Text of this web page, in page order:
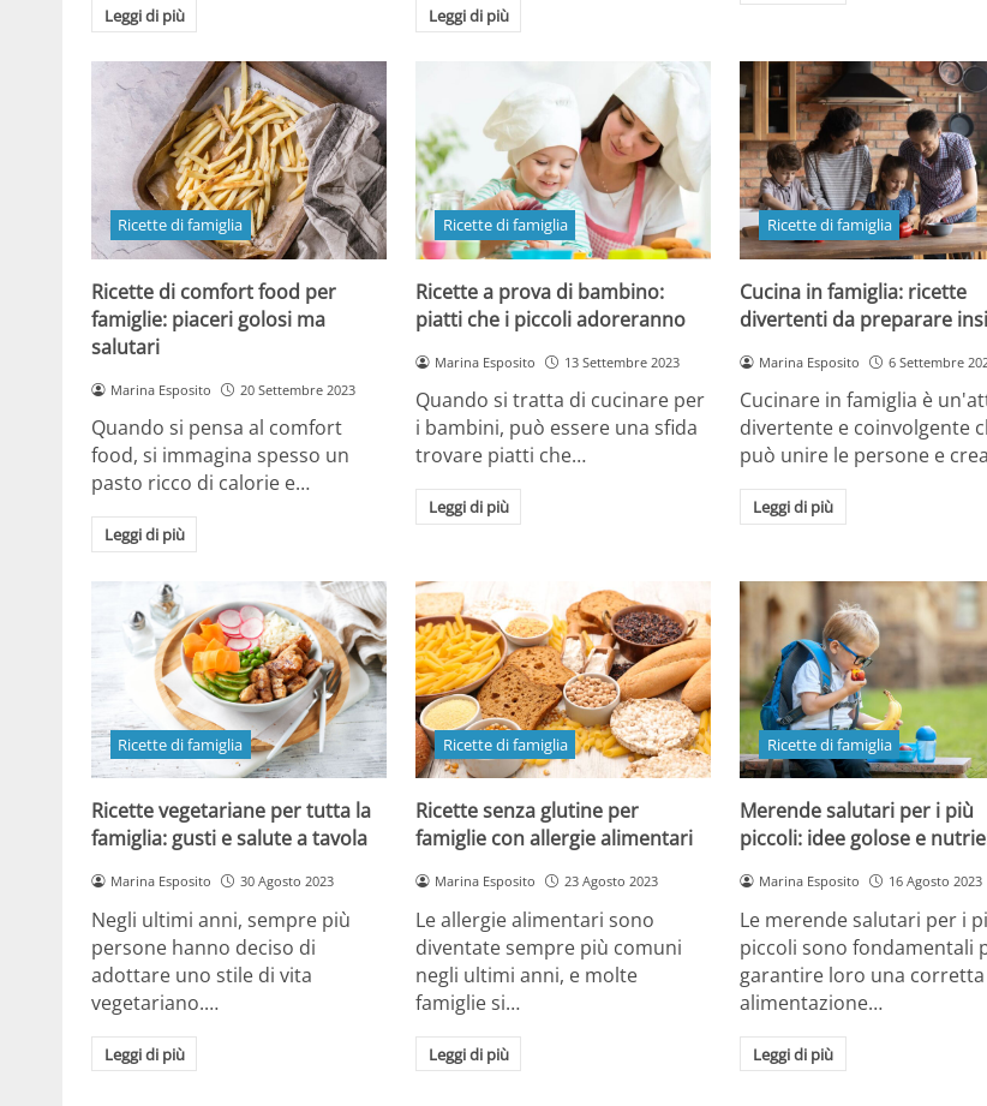
Leggi di più Leggi di più
Ricette di famiglia
Ricette di comfort food per
famiglie: piaceri golosi ma
salutari
Marina Esposito 20 Settembre 2023
Quando si pensa al comfort
food, si immagina spesso un
pasto ricco di calorie e…
Leggi di più
Ricette di famiglia
Ricette a prova di bambino:
piatti che i piccoli adoreranno
Marina Esposito 13 Settembre 2023
Quando si tratta di cucinare per
i bambini, può essere una sfida
trovare piatti che…
Leggi di più
Ricette di famiglia
Cucina in famiglia: ricette
divertenti da preparare
Marina Esposito 6 Settembre
Cucinare in famiglia è
divertente e coinvolgente
può unire le persone e
Leggi di più
Ricette di famiglia
Ricette vegetariane per tutta la
famiglia: gusti e salute a tavola
Marina Esposito 30 Agosto 2023
Negli ultimi anni, sempre più
persone hanno deciso di
adottare uno stile di vita
vegetariano.…
Leggi di più
Ricette di famiglia
Ricette senza glutine per
famiglie con allergie alimentari
Marina Esposito 23 Agosto 2023
Le allergie alimentari sono
diventate sempre più comuni
negli ultimi anni, e molte
famiglie si…
Leggi di più
Ricette di famiglia
Merende salutari per i più
piccoli: idee golose e
Marina Esposito 16 Agosto 2023
Le merende salutari per i
piccoli sono fondamentali
garantire loro una corretta
alimentazione…
Leggi di più